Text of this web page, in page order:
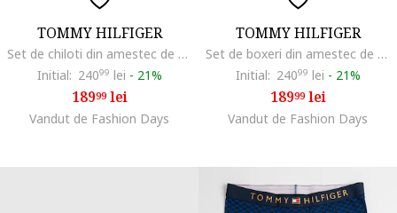
TOMMY HILFIGER
Set de chiloti din amestec de bumbac - 3 perechi, Negru
Initial: 24099 lei - 21%
18999lei
Vandut de Fashion Days
TOMMY HILFIGER
Set de boxeri din amestec de bumbac cu banda logo in talie - 3 perechi, Negru/Albastru
Initial: 24099 lei - 21%
18999lei
Vandut de Fashion Days